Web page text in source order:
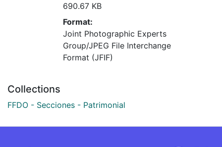
690.67 KB
Format:
Joint Photographic Experts
Group/JPEG File Interchange
Format (JFIF)
Collections
FFDO - Secciones - Patrimonial